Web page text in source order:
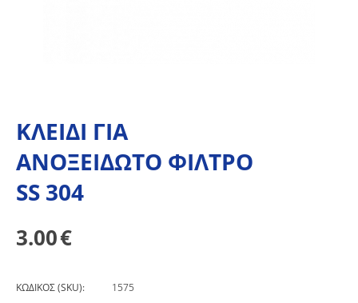
ΚΛΕΙΔΙ ΓΙΑ
ΑΝΟΞΕΙΔΩΤΟ ΦΙΛΤΡΟ
SS 304
3.00€
ΚΩΔΙΚΟΣ (SKU):
1575